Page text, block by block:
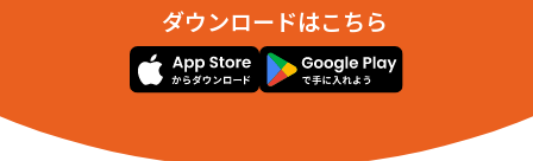
ダウンロードはこちら